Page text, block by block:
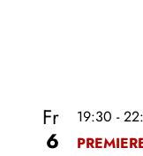
Fr
6
19:30 -